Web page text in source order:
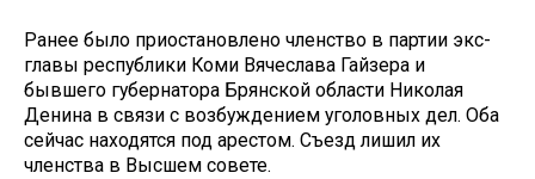
Ранее было приостановлено членство в партии экс-
главы республики Коми Вячеслава Гайзера и
бывшего губернатора Брянской области Николая
Денина в связи с возбуждением уголовных дел. Оба
сейчас находятся под арестом. Съезд лишил их
членства в Высшем совете.